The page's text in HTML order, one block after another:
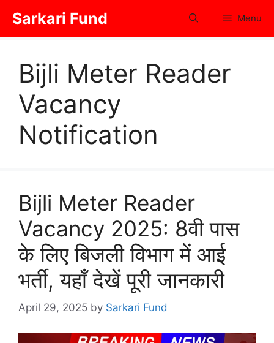
content
Sarkari Fund Menu
Bijli Meter Reader
Vacancy
Notification
Bijli Meter Reader
Vacancy 2025: 8वी पास
के लिए बिजली विभाग में आई
भर्ती, यहाँ देखें पूरी जानकारी
April 29, 2025 by Sarkari Fund